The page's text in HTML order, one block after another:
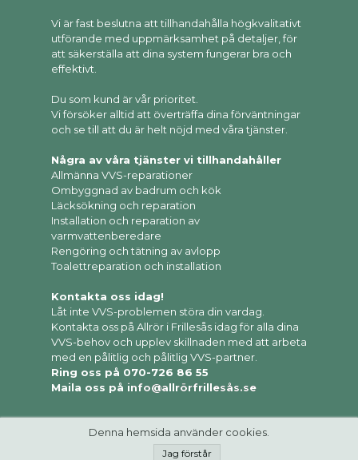
Vi är fast beslutna att tillhandahålla högkvalitativt
utförande med uppmärksamhet på detaljer, för
att säkerställa att dina system fungerar bra och
effektivt.
Du som kund är vår prioritet.
Vi försöker alltid att överträffa dina förväntningar
och se till att du är helt nöjd med våra tjänster.
Några av våra tjänster vi tillhandahåller
Allmänna VVS-reparationer
Ombyggnad av badrum och kök
Läcksökning och reparation
Installation och reparation av
varmvattenberedare
Rengöring och tätning av avlopp
Toalettreparation och installation
Kontakta oss idag!
Låt inte VVS-problemen störa din vardag.
Kontakta oss på Allrör i Frillesås idag för alla dina
VVS-behov och upplev skillnaden med att arbeta
med en pålitlig och pålitlig VVS-partner.
Ring oss på 070-726 86 55
Maila oss på info@allrörfrillesås.se
Denna hemsida använder cookies.
Jag förstår